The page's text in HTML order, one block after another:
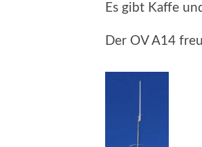
Es gibt Kaffe
Der OV A14